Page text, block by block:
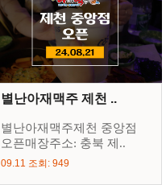
별난아재맥주 제천 ..
별난아재맥주제천 중앙점
오픈매장주소: 충북 제..
09.11 조회: 949